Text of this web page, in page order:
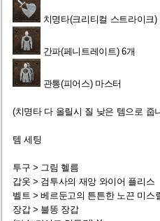
전기의 일격
20
번갯불
전류의 일격 20 : 레
치명타(크리티컬 스트라이크)
간파(페니트레이트) 6개
관통(피어스) 마스터
(치명타 다 올릴시 질 낮은 템으로 줍
템 세팅
투구 > 그림 헬름
갑옷 > 검투사의 재앙 와이어 플리스
벨트 > 베르둔고의 튼튼한 노끈 미스
장갑 > 불똥 장갑